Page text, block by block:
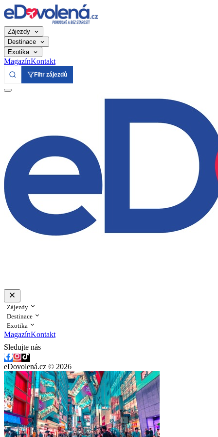
Zájezdy
Destinace
Exotika
MagazínKontakt
Filtr zájezdů
Zájezdy
Destinace
Exotika
MagazínKontakt
Sledujte nás
eDovolená.cz © 2026